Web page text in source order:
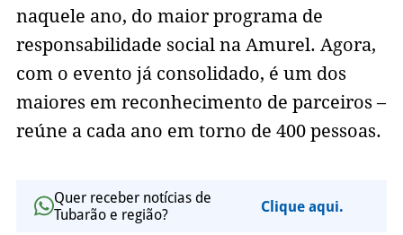
naquele ano, do maior programa de
responsabilidade social na Amurel. Agora,
com o evento já consolidado, é um dos
maiores em reconhecimento de parceiros –
reúne a cada ano em torno de 400 pessoas.
Quer receber notícias de
Tubarão e região?
Clique aqui.